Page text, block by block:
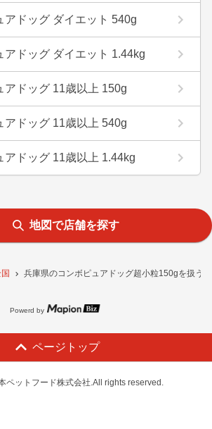
兵庫県のコンボピュアドッグ超小粒150gを扱う
アドッグ ダイエット 540g
アドッグ ダイエット 1.44kg
アドッグ 11歳以上 150g
アドッグ 11歳以上 540g
アドッグ 11歳以上 1.44kg
地図で店舗を探す
Powerd by
ページトップ
ペットフード株式会社.All rights reserved.